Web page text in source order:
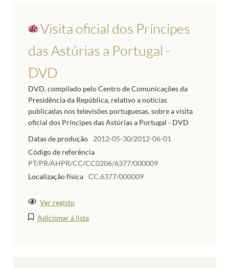
Visita oficial dos Príncipes
das Astúrias a Portugal -
DVD
DVD, compilado pelo Centro de Comunicações da
Presidência da República, relativo a notícias
publicadas nos televisões portuguesas, sobre a visita
oficial dos Príncipes das Astúrias a Portugal - DVD
Datas de produção
2012-05-30/2012-06-01
Código de referência
PT/PR/AHPR/CC/CC0206/6377/000009
Localização física CC.6377/000009
Ver registo
Adicionar à lista